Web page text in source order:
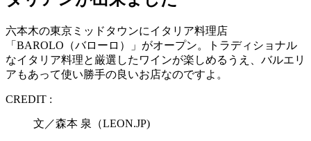
六本木の東京ミッドタウンにイタリア料理店
「BAROLO（バローロ）」がオープン。トラディショナル
なイタリア料理と厳選したワインが楽しめるうえ、バルエリ
アもあって使い勝手の良いお店なのですよ。
CREDIT :
文／森本 泉（LEON.JP)